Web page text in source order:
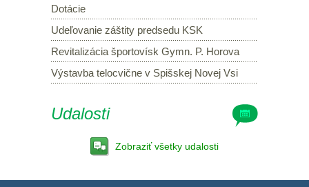
Dotácie
Udeľovanie záštity predsedu KSK
Revitalizácia športovísk Gymn. P. Horova
Výstavba telocvične v Spišskej Novej Vsi
Udalosti
Zobraziť všetky udalosti